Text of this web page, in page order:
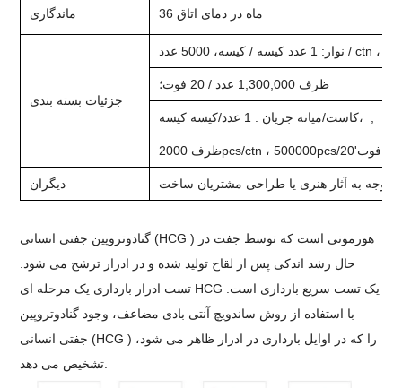
ماندگاری 36 ماه در دمای اتاق
جزئیات بسته بندی
نوار: 1 عدد کیسه / کیسه، 5000 عدد / ctn ، ;
ظرف 1,300,000 عدد / 20 فوت؛
کاست/میانه جریان : 1 عدد/کیسه کیسه، ;
ظرف 2000pcs/ctn ، 500000pcs/20'فوت
دیگران توجه به آثار هنری یا طراحی مشتریان ساخت
گنادوتروپین جفتی انسانی (HCG ) هورمونی است که توسط جفت در
حال رشد اندکی پس از لقاح تولید شده و در ادرار ترشح می شود.
تست ادرار بارداری یک مرحله ای HCG یک تست سریع بارداری است.
با استفاده از روش ساندویچ آنتی بادی مضاعف، وجود گنادوتروپین
جفتی انسانی (HCG ) را که در اوایل بارداری در ادرار ظاهر می شود،